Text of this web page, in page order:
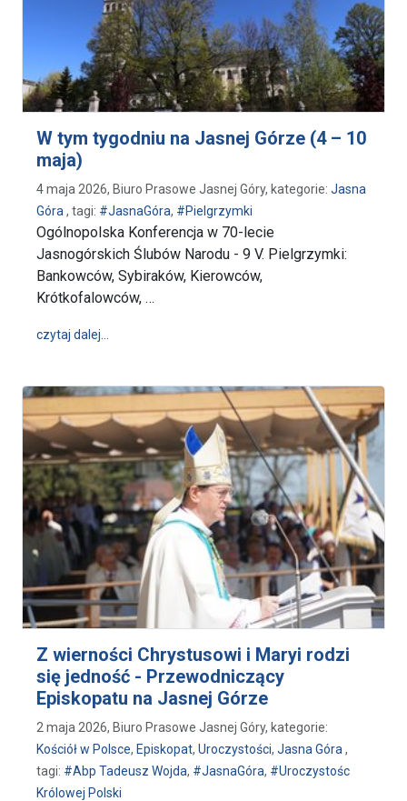
W tym tygodniu na Jasnej Górze (4 – 10
maja)
4 maja 2026, Biuro Prasowe Jasnej Góry, kategorie: Jasna
Góra, tagi: #JasnaGóra, #Pielgrzymki
Ogólnopolska Konferencja w 70-lecie
Jasnogórskich Ślubów Narodu - 9 V. Pielgrzymki:
Bankowców, Sybiraków, Kierowców,
Krótkofalowców, …
czytaj dalej…
Z wierności Chrystusowi i Maryi rodzi
się jedność - Przewodniczący
Episkopatu na Jasnej Górze
2 maja 2026, Biuro Prasowe Jasnej Góry, kategorie:
Kościół w Polsce, Episkopat, Uroczystości, Jasna Góra ,
tagi: #Abp Tadeusz Wojda, #JasnaGóra, #Uroczystośc
Królowej Polski